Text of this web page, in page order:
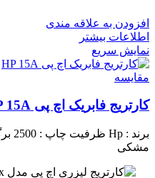
افزودن به علاقه مندی
اطلاعات بیشتر
نمایش سریع
مقايسه
کارتریج فابریک اچ پی HP 15A
برند : Hp ظرفیت چاپ : 2500 برگ
مشکی